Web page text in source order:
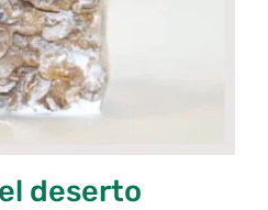
deserto